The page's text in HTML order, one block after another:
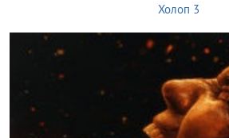
Холоп 3